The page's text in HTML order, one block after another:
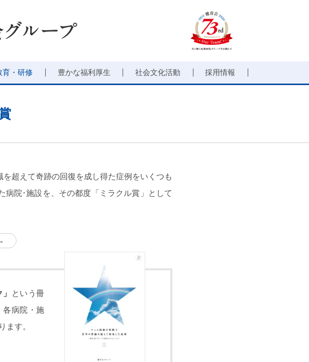
育・研修 豊かな福利厚生 社会文化活動 採用情報
超えて奇跡の回復を成し得た症例をいくつも
院･施設を、その都度「ミラクル賞」として
という冊
各病院・施
ます。